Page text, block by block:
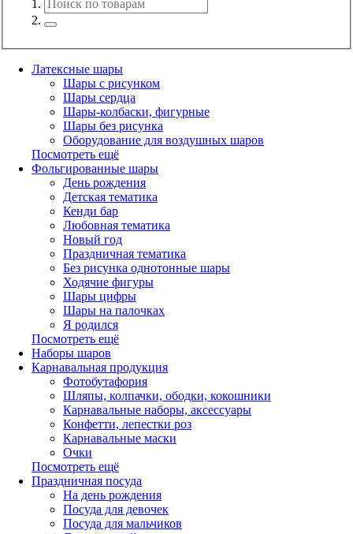
Латексные шары
Шары с рисунком
Шары сердца
Шары-колбаски, фигурные
Шары без рисунка
Оборудование для воздушных шаров
Посмотреть ещё
Фольгированные шары
День рождения
Детская тематика
Кенди бар
Любовная тематика
Новый год
Праздничная тематика
Без рисунка однотонные шары
Ходячие фигуры
Шары цифры
Шары на палочках
Я родился
Посмотреть ещё
Наборы шаров
Карнавальная продукция
Фотобутафория
Шляпы, колпачки, ободки, кокошники
Карнавальные наборы, аксессуары
Конфетти, лепестки роз
Карнавальные маски
Очки
Посмотреть ещё
Праздничная посуда
На день рождения
Посуда для девочек
Посуда для мальчиков